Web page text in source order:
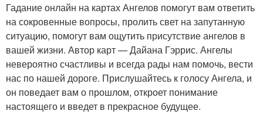
Гадание онлайн на картах Ангелов помогут вам ответить
на сокровенные вопросы, пролить свет на запутанную
ситуацию, помогут вам ощутить присутствие ангелов в
вашей жизни. Автор карт — Дайана Гэррис. Ангелы
невероятно счастливы и всегда рады нам помочь, вести
нас по нашей дороге. Прислушайтесь к голосу Ангела, и
он поведает вам о прошлом, откроет понимание
настоящего и введет в прекрасное будущее.